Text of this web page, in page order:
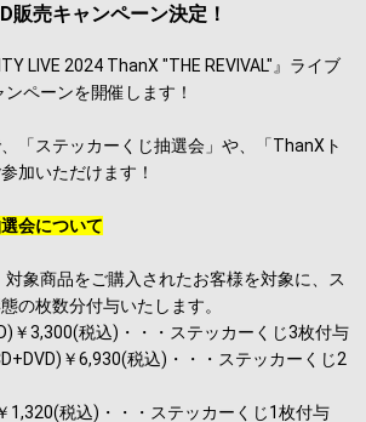
販売キャンペーン決定！
LIVE 2024 ThanX "THE REVIVAL"』ライブ
ペーンを開催します！
「ステッカーくじ抽選会」や、「ThanXト
加いただけます！
会について
対象商品をご購入されたお客様を対象に、ス
の枚数分付与いたします。
￥3,300(税込)・・・ステッカーくじ3枚付与
￥6,930(税込)・・・ステッカーくじ2
1,320(税込)・・・ステッカーくじ1枚付与